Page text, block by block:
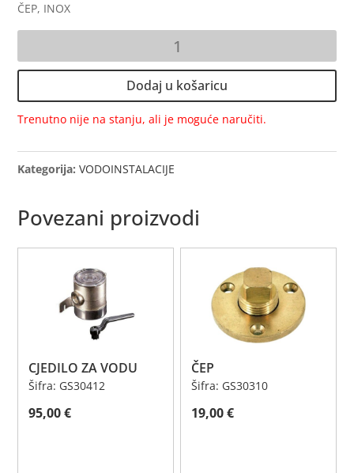
ČEP, INOX
ODVOD
Dodaj u košaricu
Trenutno nije na stanju, ali je moguće naručiti.
Kategorija:VODOINSTALACIJE
Povezani proizvodi
CJEDILO ZA VODU
Šifra: GS30412
95,00€
ČEP
Šifra: GS30310
19,00€